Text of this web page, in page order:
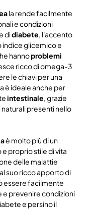
la rende facilmente
e condizioni
didiabete, l'accento
indice glicemico e
hannoproblemi
ricco di omega-3
le chiavi per una
è ideale anche per
intestinale, grazie
presenti nello
è molto più di un
proprio stile di vita
delle malattie
suo ricco apporto di
essere facilmente
prevenire condizioni
e persino il